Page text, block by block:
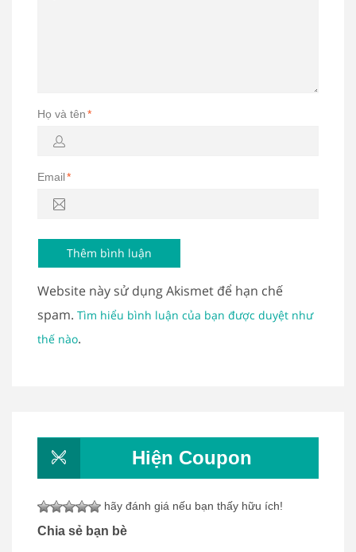
Họ và tên*
Email*
Website này sử dụng Akismet để hạn chế
spam. Tìm hiểu bình luận của bạn được duyệt như
thế nào.
Hiện Coupon
hãy đánh giá nếu bạn thấy hữu ích!
Chia sẻ bạn bè